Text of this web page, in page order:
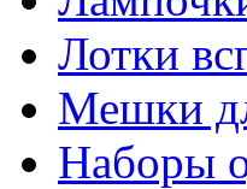
Лотки
Мешки
Наборы